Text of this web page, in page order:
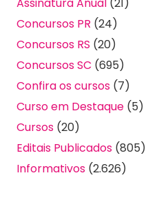
Assinatura Anual (21)
Concursos PR (24)
Concursos RS (20)
Concursos SC (695)
Confira os cursos (7)
Curso em Destaque (5)
Cursos (20)
Editais Publicados (805)
Informativos (2.626)